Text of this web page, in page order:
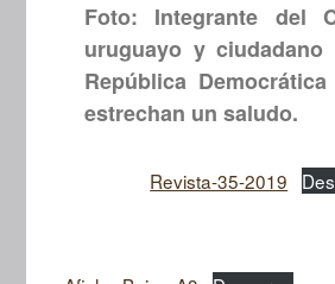
Foto: Integrante del
uruguayo y
República
estrechan un saludo.
Revista-35-2019